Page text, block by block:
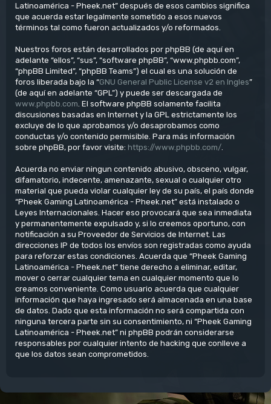
Latinoamérica - Pheek.net” después de esos cambios significa
que acuerda estar legalmente sometido a esos nuevos
términos tal como fueron actualizados y/o reformados.
Nuestros foros están desarrollados por phpBB (de aquí en
adelante “ellos”, “sus”, “software phpBB”, “www.phpbb.com”,
“phpBB Limited”, “phpBB Teams”) el cual es una solución de
foros liberada bajo la “GNU General Public License v2 en Ingles”
(de aquí en adelante “GPL”) y puede ser descargada de
www.phpbb.com . El software phpBB solamente facilita
discusiones basadas en Internet y la GPL estrictamente los
excluye de lo que aprobamos y/o desaprobamos como
conductas y/o contenido permisible. Para más información
sobre phpBB, por favor visite: https://www.phpbb.com/
Acuerda no enviar ningun contenido abusivo, obsceno, vulgar,
difamatorio, indecente, amenazante, sexual o cualquier otro
material que pueda violar cualquier ley de su país, el país donde
“Pheek Gaming Latinoamérica - Pheek.net” está instalado o
Leyes Internacionales. Hacer eso provocará que sea inmediata
y permanentemente expulsado y, si lo creemos oportuno, con
notificación a su Proveedor de Servicios de Internet. Las
direcciones IP de todos los envíos son registradas como ayuda
para reforzar estas condiciones. Acuerda que “Pheek Gaming
Latinoamérica - Pheek.net” tiene derecho a eliminar, editar,
mover o cerrar cualquier tema en cualquier momento que lo
creamos conveniente. Como usuario acuerda que cualquier
información que haya ingresado será almacenada en una base
de datos. Dado que esta información no será compartida con
ninguna tercera parte sin su consentimiento, ni “Pheek Gaming
Latinoamérica - Pheek.net” ni phpBB podrán considerarse
responsables por cualquier intento de hacking que conlleve a
que los datos sean comprometidos.